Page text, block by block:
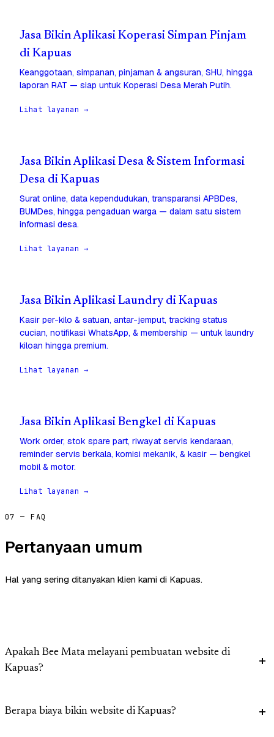
Jasa Bikin Aplikasi Koperasi Simpan Pinjam
di Kapuas
Keanggotaan, simpanan, pinjaman & angsuran, SHU, hingga
laporan RAT — siap untuk Koperasi Desa Merah Putih.
Lihat layanan →
Jasa Bikin Aplikasi Desa & Sistem Informasi
Desa di Kapuas
Surat online, data kependudukan, transparansi APBDes,
BUMDes, hingga pengaduan warga — dalam satu sistem
informasi desa.
Lihat layanan →
Jasa Bikin Aplikasi Laundry di Kapuas
Kasir per-kilo & satuan, antar-jemput, tracking status
cucian, notifikasi WhatsApp, & membership — untuk laundry
kiloan hingga premium.
Lihat layanan →
Jasa Bikin Aplikasi Bengkel di Kapuas
Work order, stok spare part, riwayat servis kendaraan,
reminder servis berkala, komisi mekanik, & kasir — bengkel
mobil & motor.
Lihat layanan →
07 — FAQ
Pertanyaan umum
Hal yang sering ditanyakan klien kami di Kapuas.
Apakah Bee Mata melayani pembuatan website di
Kapuas?
Berapa biaya bikin website di Kapuas?